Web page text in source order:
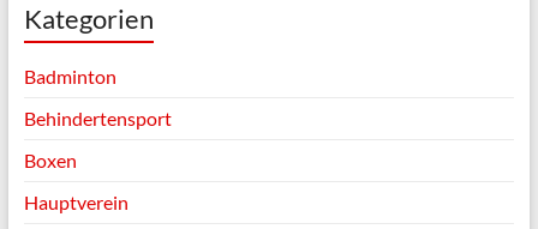
Kategorien
Badminton
Behindertensport
Boxen
Hauptverein